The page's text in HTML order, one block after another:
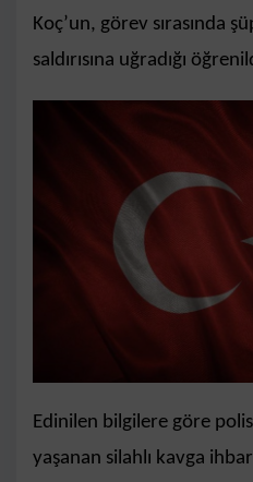
Koç’un, görev sırasında
saldırısına uğradığı
Edinilen bilgilere göre
yaşanan silahlı kavga